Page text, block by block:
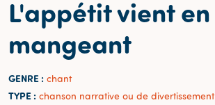
L'appétit vient en
mangeant
GENRE : chant
TYPE : chanson narrative ou de divertissement